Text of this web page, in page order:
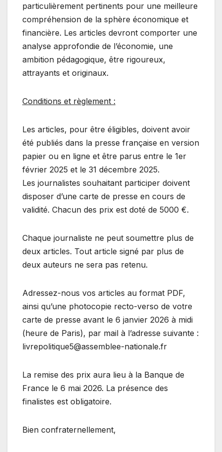
particulièrement pertinents pour une meilleure
compréhension de la sphère économique et
financière. Les articles devront comporter une
analyse approfondie de l’économie, une
ambition pédagogique, être rigoureux,
attrayants et originaux.
Conditions et règlement :
Les articles, pour être éligibles, doivent avoir
été publiés dans la presse française en version
papier ou en ligne et être parus entre le 1er
février 2025 et le 31 décembre 2025.
Les journalistes souhaitant participer doivent
disposer d’une carte de presse en cours de
validité. Chacun des prix est doté de 5000 €.
Chaque journaliste ne peut soumettre plus de
deux articles. Tout article signé par plus de
deux auteurs ne sera pas retenu.
Adressez-nous vos articles au format PDF,
ainsi qu’une photocopie recto-verso de votre
carte de presse avant le 6 janvier 2026 à midi
(heure de Paris), par mail à l’adresse suivante :
livrepolitique5@assemblee-nationale.fr
La remise des prix aura lieu à la Banque de
France le 6 mai 2026. La présence des
finalistes est obligatoire.
Bien confraternellement,